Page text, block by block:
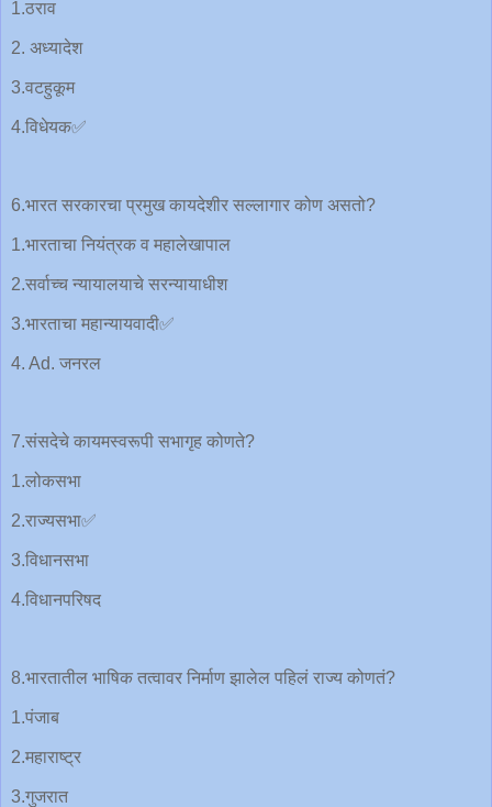
1.ठराव
2. अध्यादेश
3.वटहुकूम
4.विधेयक✅
6.भारत सरकारचा प्रमुख कायदेशीर सल्लागार कोण असतो?
1.भारताचा नियंत्रक व महालेखापाल
2.सर्वाच्च न्यायालयाचे सरन्यायाधीश
3.भारताचा महान्यायवादी✅
4. Ad. जनरल
7.संसदेचे कायमस्वरूपी सभागृह कोणते?
1.लोकसभा
2.राज्यसभा✅
3.विधानसभा
4.विधानपरिषद
8.भारतातील भाषिक तत्वावर निर्माण झालेल पहिलं राज्य कोणतं?
1.पंजाब
2.महाराष्ट्र
3.गुजरात